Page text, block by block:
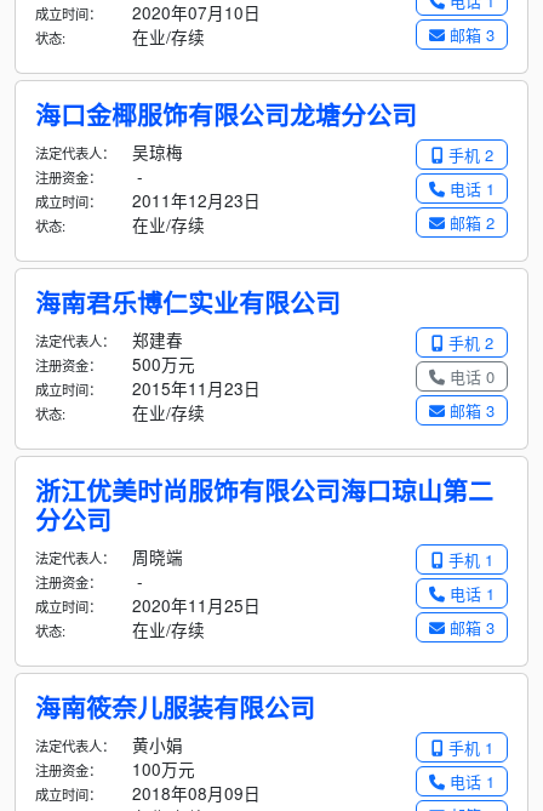
邮箱 3
成立时间： 2020年07月10日
状态: 在业/存续
海口金椰服饰有限公司龙塘分公司
手机 2
电话 1
邮箱 2
法定代表人： 吴琼梅
注册资金： -
成立时间： 2011年12月23日
状态: 在业/存续
海南君乐博仁实业有限公司
手机 2
电话 0
邮箱 3
法定代表人： 郑建春
注册资金： 500万元
成立时间： 2015年11月23日
状态: 在业/存续
浙江优美时尚服饰有限公司海口琼山第二
分公司
手机 1
电话 1
邮箱 3
法定代表人： 周晓端
注册资金： -
成立时间： 2020年11月25日
状态: 在业/存续
海南筱奈儿服装有限公司
手机 1
电话 1
法定代表人： 黄小娟
注册资金： 100万元
成立时间： 2018年08月09日